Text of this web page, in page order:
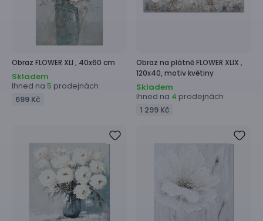
Obraz FLOWER XLI , 40x60 cm
Skladem
Ihned na 5 prodejnách
699 Kč
Obraz na plátněFLOWER XLIX ,
120x40, motiv květiny
Skladem
Ihned na 4 prodejnách
1 299 Kč